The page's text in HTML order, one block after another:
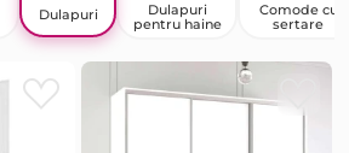
Dulapuri
Dulapuri
pentru haine
Comode cu
sertare